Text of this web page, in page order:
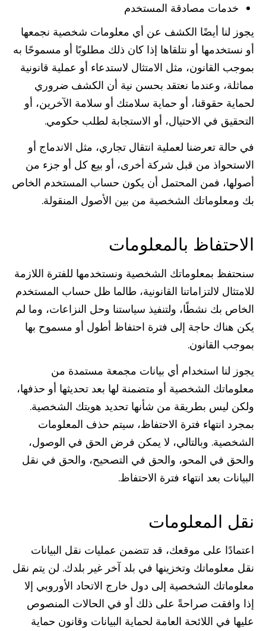
خدمات مصادقة المستخدم
يجوز لنا أيضًا الكشف عن أي معلومات شخصية نجمعها
أو نستخدمها أو نتلقاها إذا كان ذلك مطلوبًا أو مسموحًا به
بموجب القانون، مثل الامتثال لاستدعاء أو عملية قانونية
مماثلة، وعندما نعتقد بحسن نية أن الكشف ضروري
لحماية حقوقنا، أو حماية سلامتك أو سلامة الآخرين، أو
التحقيق في الاحتيال، أو الاستجابة لطلب حكومي.
في حالة تعرضنا لعملية انتقال تجاري، مثل الاندماج أو
الاستحواذ من قبل شركة أخرى، أو بيع كل أو جزء من
أصولها، فمن المحتمل أن يكون حساب المستخدم الخاص
بك ومعلوماتك الشخصية من بين الأصول المنقولة.
الاحتفاظ بالمعلومات
سنحتفظ بمعلوماتك الشخصية ونستخدمها للفترة اللازمة
للامتثال لالتزاماتنا القانونية، طالما ظل حساب المستخدم
الخاص بك نشطًا، ولتنفيذ سياستنا وحل النزاعات، وما لم
يكن هناك حاجة إلى فترة احتفاظ أطول أو مسموح بها
بموجب القانون.
يجوز لنا استخدام أي بيانات مجمعة مستمدة من
معلوماتك الشخصية أو متضمنة لها بعد تحديثها أو حذفها،
ولكن ليس بطريقة من شأنها تحديد هويتك الشخصية.
بمجرد انتهاء فترة الاحتفاظ، سيتم حذف المعلومات
الشخصية. وبالتالي، لا يمكن فرض الحق في الوصول،
والحق في المحو، والحق في التصحيح، والحق في نقل
البيانات بعد انتهاء فترة الاحتفاظ.
نقل المعلومات
اعتمادًا على موقعك، قد تتضمن عمليات نقل البيانات
نقل معلوماتك وتخزينها في بلد آخر غير بلدك. لن يتم نقل
معلوماتك الشخصية إلى دول خارج الاتحاد الأوروبي إلا
إذا وافقت صراحةً على ذلك أو في الحالات المنصوص
عليها في اللائحة العامة لحماية البيانات وقانون حماية